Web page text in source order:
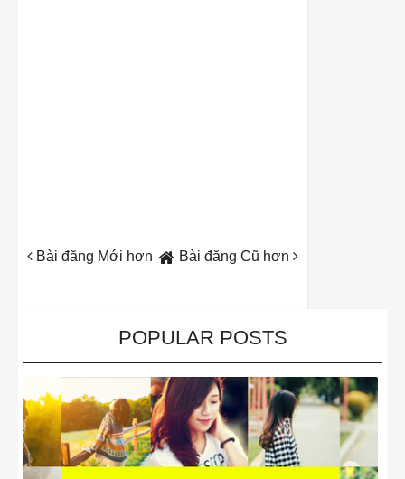
Bài đăng Mới hơn Bài đăng Cũ hơn
POPULAR POSTS